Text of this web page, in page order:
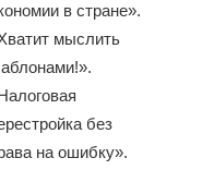
в стране».
мыслить
без
на ошибку».